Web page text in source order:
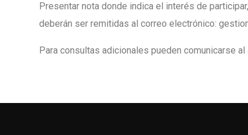
Presentar nota donde indica el interés de
deberán ser remitidas al correo electrónico:
Para consultas adicionales pueden comunicarse